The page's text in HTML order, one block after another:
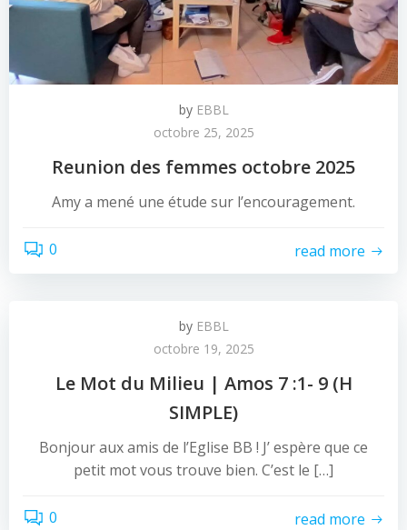
by EBBL
octobre 25, 2025
Reunion des femmes octobre 2025
Amy a mené une étude sur l’encouragement.
0 read more
by EBBL
octobre 19, 2025
Le Mot du Milieu | Amos 7 :1- 9 (H
SIMPLE)
Bonjour aux amis de l’Eglise BB ! J’ espère que ce
petit mot vous trouve bien. C’est le […]
0 read more